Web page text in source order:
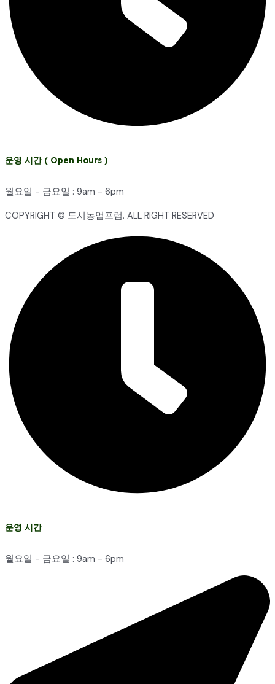
운영 시간 ( Open Hours )
월요일 - 금요일 : 9am - 6pm
COPYRIGHT © 도시농업포럼. ALL RIGHT RESERVED
운영 시간
월요일 - 금요일 : 9am - 6pm